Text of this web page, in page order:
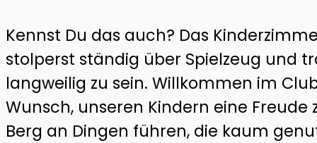
Kennst Du das auch? Das
stolperst ständig über Spielzeug und
langweilig zu sein. Willkommen im
Wunsch, unseren Kindern eine
Berg an Dingen führen, die kaum